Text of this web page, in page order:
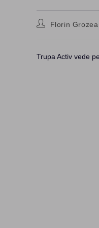
PostFlorin Grozea
Trupa Activ vede